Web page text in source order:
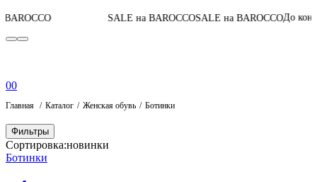
SALE на BAROCCO SALE на BAROCCO До конца акции05:04
00
Главная Каталог Женская обувь Ботинки
Фильтры
Сортировка:новинки
Ботинки